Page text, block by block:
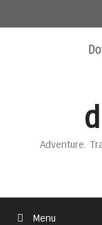
to
Adventure.
Menu